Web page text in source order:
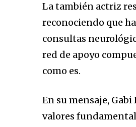
La también actriz
reconociendo que
consultas
red de apoyo
como es.
En su mensaje,
valores